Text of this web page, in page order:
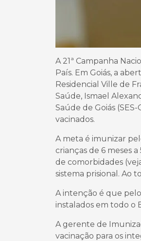
A 21ª Campanha
País. Em Goiás, a
Residencial Ville de
Saúde, Ismael
Saúde de Goiás
vacinados.
A meta é imunizar
crianças de 6 meses
de comorbidades
sistema prisional. Ao
A intenção é que
instalados em todo o
A gerente de
vacinação para os